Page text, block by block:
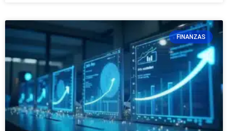
FINANZAS